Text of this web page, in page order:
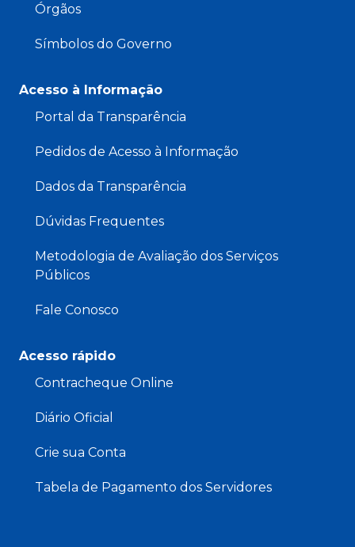
Órgãos
Símbolos do Governo
Acesso à Informação
Portal da Transparência
Pedidos de Acesso à Informação
Dados da Transparência
Dúvidas Frequentes
Metodologia de Avaliação dos Serviços
Públicos
Fale Conosco
Acesso rápido
Contracheque Online
Diário Oficial
Crie sua Conta
Tabela de Pagamento dos Servidores